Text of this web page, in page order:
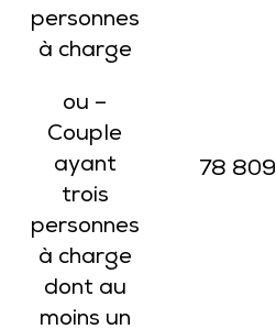
personnes
à charge
ou –
Couple
ayant
trois
personnes
à charge
dont au
moins un
78 809